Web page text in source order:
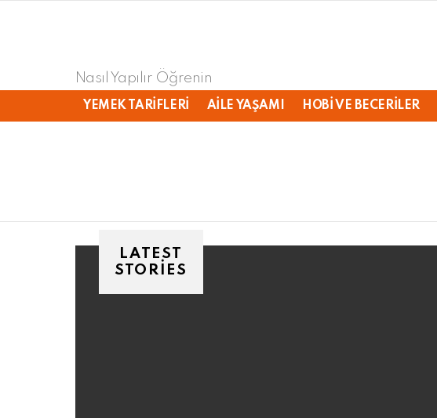
Nasıl Yapılır Öğrenin
YEMEK TARIFLERI AILE YAŞAMI HOBI VE BECERILER
LATEST
STORIES